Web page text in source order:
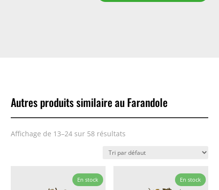
Autres produits similaire au Farandole
Affichage de 13–24 sur 58 résultats
En stock En stock